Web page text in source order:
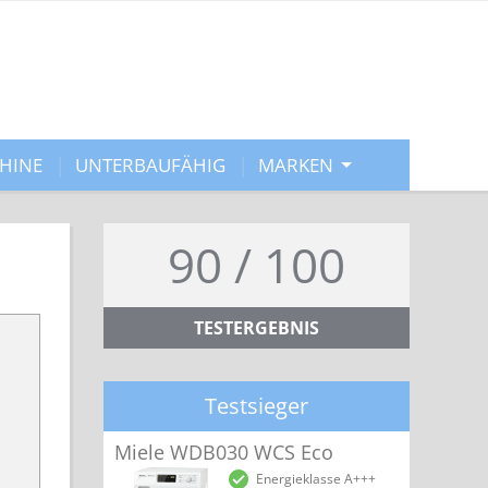
UNTERBAUFÄHIG MARKEN
90 / 100
TESTERGEBNIS
Testsieger
Miele WDB030 WCS Eco
Energieklasse A+++